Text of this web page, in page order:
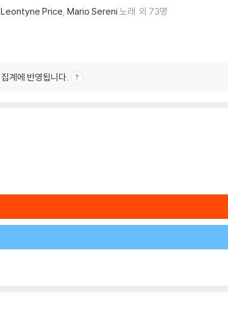
Leontyne Price Mario Sereni 노래 외 73명
집계에 반영됩니다.